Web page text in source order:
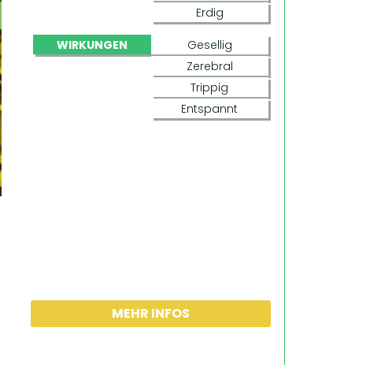
Erdig
WIRKUNGEN
Gesellig
Zerebral
Trippig
Entspannt
MEHR INFOS